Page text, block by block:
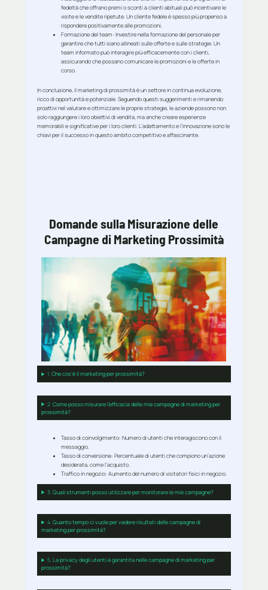
fedeltà che offrano premi o sconti a clienti abituali può incentivare le
visite e le vendite ripetute. Un cliente fedele è spesso più propenso a
rispondere positivamente alle promozioni.
Formazione del team: Investire nella formazione del personale per
garantire che tutti siano allineati sulle offerte e sulle strategie. Un
team informato può interagire più efficacemente con i clienti,
assicurando che possano comunicare le promozioni e le offerte in
corso.
In conclusione, il marketing di prossimità è un settore in continua evoluzione,
ricco di opportunità e potenziale. Seguendo questi suggerimenti e rimanendo
proattivi nel valutare e ottimizzare le proprie strategie, le aziende possono non
solo raggiungere i loro obiettivi di vendita, ma anche creare esperienze
memorabili e significative per i loro clienti. L’adattamento e l’innovazione sono le
chiavi per il successo in questo ambito competitivo e affascinante.
Domande sulla Misurazione delle
Campagne di Marketing Prossimità
1.Che cos’è il marketing per prossimità?
2. Come posso misurare l’efficacia delle mie campagne di marketing per
prossimità?
Tasso di coinvolgimento: Numero di utenti che interagiscono con il
messaggio.
Tasso di conversione: Percentuale di utenti che compiono un’azione
desiderata, come l’acquisto.
Traffico in negozio: Aumento del numero di visitatori fisici in negozio.
3.Quali strumenti posso utilizzare per monitorare le mie campagne?
4.Quanto tempo ci vuole per vedere risultati dalle campagne di
marketing per prossimità?
5.La privacy degli utenti è garantita nelle campagne di marketing per
prossimità?